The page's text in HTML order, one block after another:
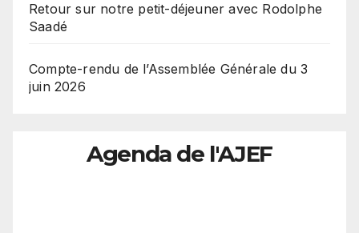
Retour sur notre petit-déjeuner avec Rodolphe
Saadé
Compte-rendu de l’Assemblée Générale du 3
juin 2026
Agenda de l'AJEF